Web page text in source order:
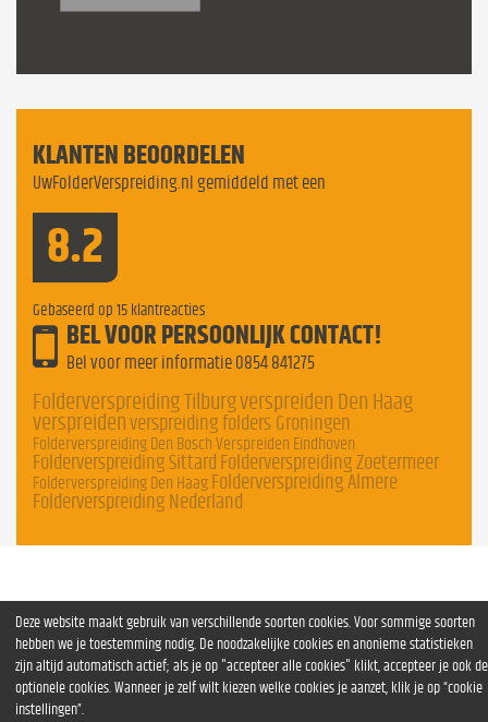
KLANTEN BEOORDELEN
UwFolderVerspreiding.nl gemiddeld met een
8.2
Gebaseerd op 15 klantreacties
BEL VOOR PERSOONLIJK CONTACT!
Bel voor meer informatie 0854 841275
Folderverspreiding Tilburgverspreiden Den Haag
verspreiden verspreiding folders Groningen
Folderverspreiding Den Bosch Verspreiden Eindhoven
Folderverspreiding Sittard Folderverspreiding Zoetermeer
Folderverspreiding Den Haag Folderverspreiding Almere
Folderverspreiding Nederland
Deze website maakt gebruik van verschillende soorten cookies. Voor sommige soorten
hebben we je toestemming nodig. De noodzakelijke cookies en anonieme statistieken
zijn altijd automatisch actief; als je op "accepteer alle cookies" klikt, accepteer je ook de
optionele cookies. Wanneer je zelf wilt kiezen welke cookies je aanzet, klik je op “cookie
instellingen”.